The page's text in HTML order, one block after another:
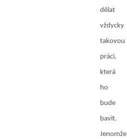
dělat
vždycky
takovou
práci,
která
ho
bude
bavit.
Jenomže